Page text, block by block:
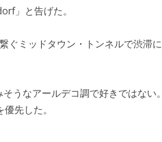
志保の悩み」
110円を割れたドル」
」と告げた。
ぐミッドタウン・トンネルで渋滞に
うなアールデコ調で好きではない。
先した。